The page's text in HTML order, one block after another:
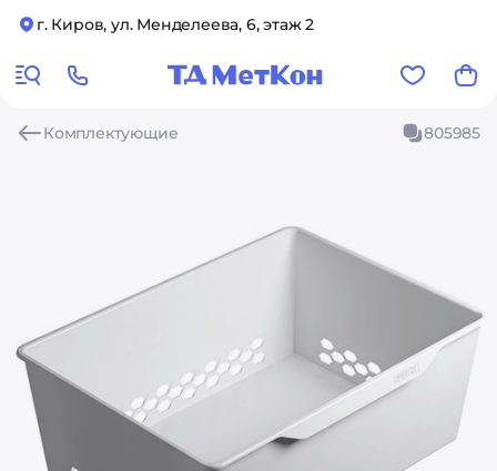
г. Киров, ул. Менделеева, 6, этаж 2
Комплектующие 805985